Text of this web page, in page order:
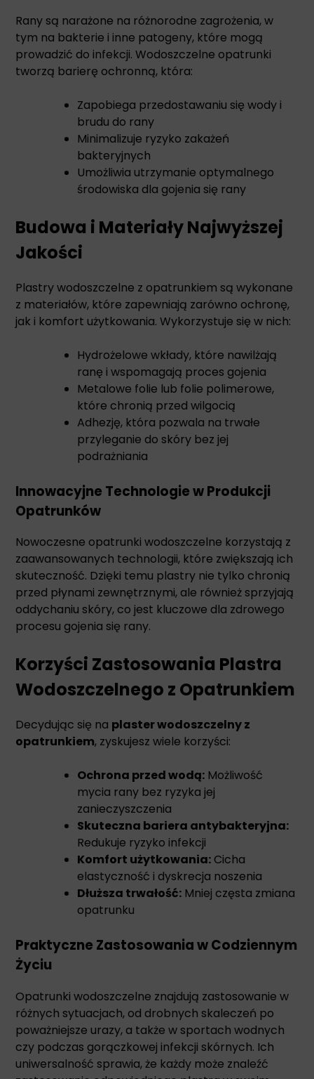
Rany są narażone na różnorodne zagrożenia, w
tym na bakterie i inne patogeny, które mogą
prowadzić do infekcji. Wodoszczelne opatrunki
tworzą barierę ochronną, która:
Zapobiega przedostawaniu się wody i
brudu do rany
Minimalizuje ryzyko zakażeń
bakteryjnych
Umożliwia utrzymanie optymalnego
środowiska dla gojenia się rany
Budowa i Materiały Najwyższej
Jakości
Plastry wodoszczelne z opatrunkiem są wykonane
z materiałów, które zapewniają zarówno ochronę,
jak i komfort użytkowania. Wykorzystuje się w nich:
Hydrożelowe wkłady, które nawilżają
ranę i wspomagają proces gojenia
Metalowe folie lub folie polimerowe,
które chronią przed wilgocią
Adhezję, która pozwala na trwałe
przyleganie do skóry bez jej
podrażniania
Innowacyjne Technologie w Produkcji
Opatrunków
Nowoczesne opatrunki wodoszczelne korzystają z
zaawansowanych technologii, które zwiększają ich
skuteczność. Dzięki temu plastry nie tylko chronią
przed płynami zewnętrznymi, ale również sprzyjają
oddychaniu skóry, co jest kluczowe dla zdrowego
procesu gojenia się rany.
Korzyści Zastosowania Plastra
Wodoszczelnego z Opatrunkiem
Decydując się na plaster wodoszczelny z
opatrunkiem, zyskujesz wiele korzyści:
Ochrona przed wodą: Możliwość
mycia rany bez ryzyka jej
zanieczyszczenia
Skuteczna bariera antybakteryjna:
Redukuje ryzyko infekcji
Komfort użytkowania: Cicha
elastyczność i dyskrecja noszenia
Dłuższa trwałość: Mniej częsta zmiana
opatrunku
Praktyczne Zastosowania w Codziennym
Życiu
Opatrunki wodoszczelne znajdują zastosowanie w
różnych sytuacjach, od drobnych skaleczeń po
poważniejsze urazy, a także w sportach wodnych
czy podczas gorączkowej infekcji skórnych. Ich
uniwersalność sprawia, że każdy może znaleźć